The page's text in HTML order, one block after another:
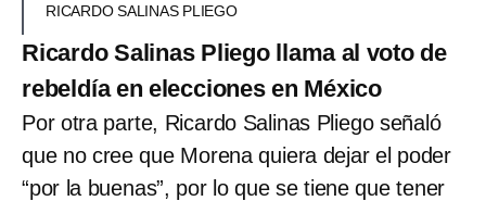
RICARDO SALINAS PLIEGO
Ricardo Salinas Pliego llama al voto de
rebeldía en elecciones en México
Por otra parte, Ricardo Salinas Pliego señaló
que no cree que Morena quiera dejar el poder
“por la buenas”, por lo que se tiene que tener